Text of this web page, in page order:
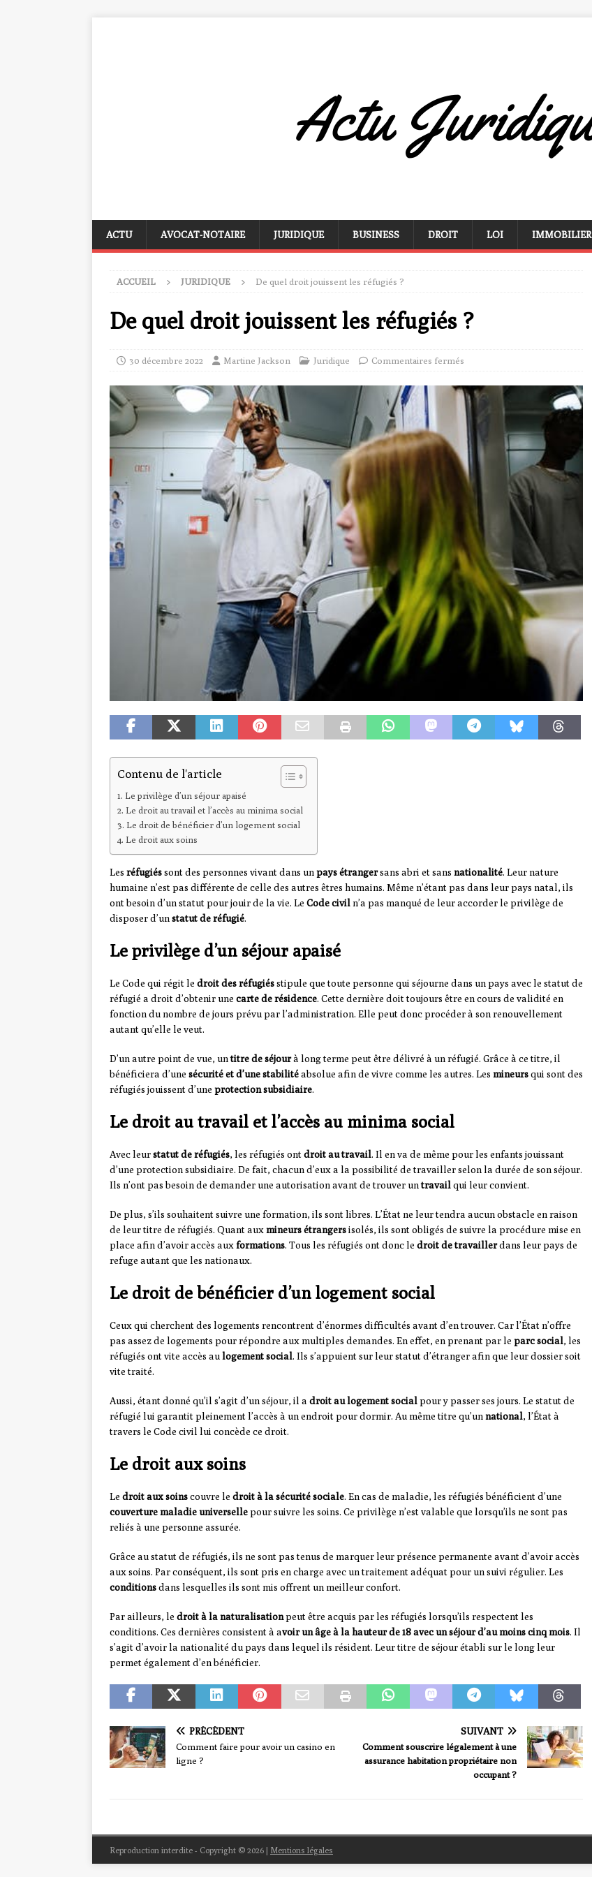
ACTU AVOCAT-NOTAIRE JURIDIQUE BUSINESS DROIT LOI IMMOBILIER
ACCUEIL JURIDIQUE De quel droit jouissent les réfugiés ?
De quel droit jouissent les réfugiés ?
30 décembre 2022 Martine Jackson Juridique Commentaires fermés
Contenu de l'article
Le privilège d’un séjour apaisé
Le droit au travail et l’accès au minima social
Le droit de bénéficier d’un logement social
Le droit aux soins
Les réfugiéssont des personnes vivant dans un pays étrangersans abri et sans nationalité. Leur nature
humaine n’est pas différente de celle des autres êtres humains. Même n’étant pas dans leur pays natal, ils
ont besoin d’un statut pour jouir de la vie. Le Code civil n’a pas manqué de leur accorder le privilège de
disposer d’un statut de réfugié.
Le privilège d’un séjour apaisé
Le Code qui régit le droit des réfugiésstipule que toute personne qui séjourne dans un pays avec le statut de
réfugié a droit d’obtenir une carte de résidence. Cette dernière doit toujours être en cours de validité en
fonction du nombre de jours prévu par l’administration. Elle peut donc procéder à son renouvellement
autant qu’elle le veut.
D’un autre point de vue, untitre de séjourà long terme peut être délivré à un réfugié. Grâce à ce titre, il
bénéficiera d’une sécurité et d’une stabilitéabsolue afin de vivre comme les autres. Les mineursqui sont des
réfugiés jouissent d’une protection subsidiaire.
Le droit au travail et l’accès au minima social
Avec leurstatut de réfugiés, les réfugiés ontdroit au travail. Il en va de même pour les enfants jouissant
d’une protection subsidiaire. De fait, chacun d’eux a la possibilité de travailler selon la durée de son séjour.
Ils n’ont pas besoin de demander une autorisation avant de trouver untravail qui leur convient.
De plus, s’ils souhaitent suivre une formation, ils sont libres. L’État ne leur tendra aucun obstacle en raison
de leur titre de réfugiés. Quant auxmineurs étrangersisolés, ils sont obligés de suivre la procédure mise en
place afin d’avoir accès auxformations. Tous les réfugiés ont donc le droit de travaillerdans leur pays de
refuge autant que les nationaux.
Le droit de bénéficier d’un logement social
Ceux qui cherchent des logements rencontrent d’énormes difficultés avant d’en trouver. Car l’État n’offre
pas assez de logements pour répondre aux multiples demandes. En effet, en prenant par le parc social, les
réfugiés ont vite accès aulogement social. Ils s’appuient sur leur statut d’étranger afin que leur dossier soit
vite traité.
Aussi, étant donné qu’il s’agit d’un séjour, il a droit au logement social pour y passer ses jours. Le statut de
réfugié lui garantit pleinement l’accès à un endroit pour dormir. Au même titre qu’un national, l’État à
travers le Code civil lui concède ce droit.
Le droit aux soins
Le droit aux soinscouvre le droit à la sécurité sociale. En cas de maladie, les réfugiés bénéficient d’une
couverture maladie universellepour suivre les soins. Ce privilège n’est valable que lorsqu’ils ne sont pas
reliés à une personne assurée.
Grâce au statut de réfugiés, ils ne sont pas tenus de marquer leur présence permanente avant d’avoir accès
aux soins. Par conséquent, ils sont pris en charge avec un traitement adéquat pour un suivi régulier. Les
conditionsdans lesquelles ils sont mis offrent un meilleur confort.
Par ailleurs, le droit à la naturalisationpeut être acquis par les réfugiés lorsqu’ils respectent les
conditions. Ces dernières consistent à avoir un âge à la hauteur de 18 avec un séjour d’au moins cinq mois. Il
s’agit d’avoir la nationalité du pays dans lequel ils résident. Leur titre de séjour établi sur le long leur
permet également d’en bénéficier.
PRÉCÉDENT
Comment faire pour avoir un casino en
ligne ?
SUIVANT
Comment souscrire légalement à une
assurance habitation propriétaire non
occupant ?
Reproduction interdite - Copyright © 2026 | Mentions légales